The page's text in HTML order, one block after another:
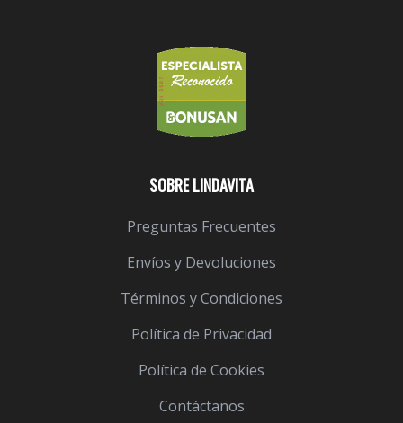
SOBRE LINDAVITA
Preguntas Frecuentes
Envíos y Devoluciones
Términos y Condiciones
Política de Privacidad
Política de Cookies
Contáctanos